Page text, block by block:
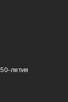
летия